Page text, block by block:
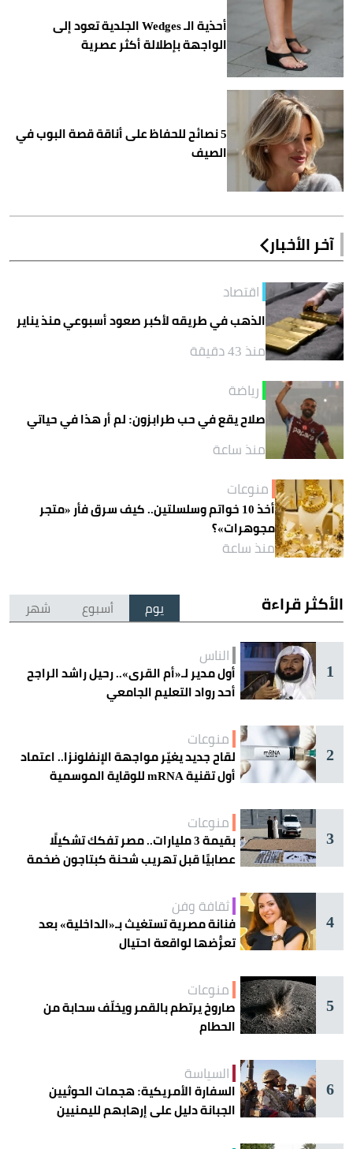
أحذية الـ Wedges الجلدية تعود إلى
الواجهة بإطلالة أكثر عصرية
5 نصائح للحفاظ على أناقة قصة البوب في
الصيف
آخر الأخبار
اقتصاد
الذهب في طريقه لأكبر صعود أسبوعي منذ يناير
منذ 43 دقيقة
رياضة
صلاح يقع في حب طرابزون: لم أر هذا في حياتي
منذ ساعة
منوعات
أخذ 10 خواتم وسلسلتين.. كيف سرق فأر «متجر
مجوهرات»؟
منذ ساعة
الأكثر قراءة يوم أسبوع شهر
1
الناس
أول مدير لـ«أم القرى».. رحيل راشد الراجح
أحد رواد التعليم الجامعي
2
منوعات
لقاح جديد يغيّر مواجهة الإنفلونزا.. اعتماد
أول تقنية mRNA للوقاية الموسمية
3
منوعات
بقيمة 3 مليارات.. مصر تفكك تشكيلًا
عصابيًا قبل تهريب شحنة كبتاجون ضخمة
4
ثقافة وفن
فنانة مصرية تستغيث بـ«الداخلية» بعد
تعرُّضها لواقعة احتيال
5
منوعات
صاروخ يرتطم بالقمر ويخلّف سحابة من
الحطام
6
السياسة
السفارة الأمريكية: هجمات الحوثيين
الجبانة دليل على إرهابهم لليمنيين